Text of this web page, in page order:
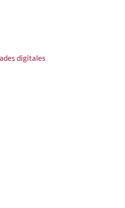
digitales